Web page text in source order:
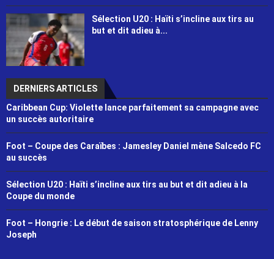
Sélection U20 : Haïti s’incline aux tirs au
but et dit adieu à...
DERNIERS ARTICLES
Caribbean Cup: Violette lance parfaitement sa campagne avec
un succès autoritaire
Foot – Coupe des Caraïbes : Jamesley Daniel mène Salcedo FC
au succès
Sélection U20 : Haïti s’incline aux tirs au but et dit adieu à la
Coupe du monde
Foot – Hongrie : Le début de saison stratosphérique de Lenny
Joseph